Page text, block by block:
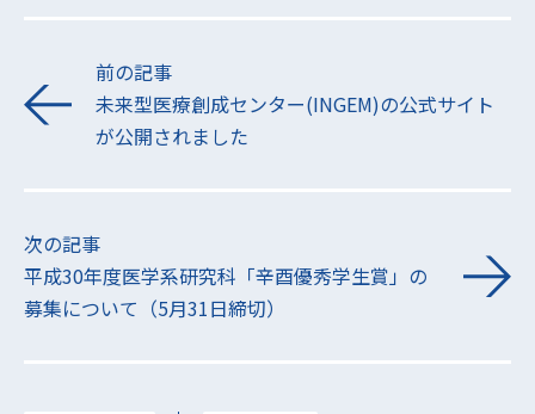
前の記事
未来型医療創成センター(INGEM)の公式サイト
が公開されました
次の記事
平成30年度医学系研究科「辛酉優秀学生賞」の
募集について（5月31日締切）